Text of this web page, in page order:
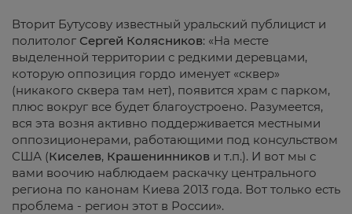
Вторит Бутусову известный уральский публицист и
политолог Сергей Колясников: «На месте
выделенной территории с редкими деревцами,
которую оппозиция гордо именует «сквер»
(никакого сквера там нет), появится храм с парком,
плюс вокруг все будет благоустроено. Разумеется,
вся эта возня активно поддерживается местными
оппозиционерами, работающими под консульством
США (Киселев, Крашенинников и т.п.). И вот мы с
вами воочию наблюдаем раскачку центрального
региона по канонам Киева 2013 года. Вот только есть
проблема - регион этот в России».